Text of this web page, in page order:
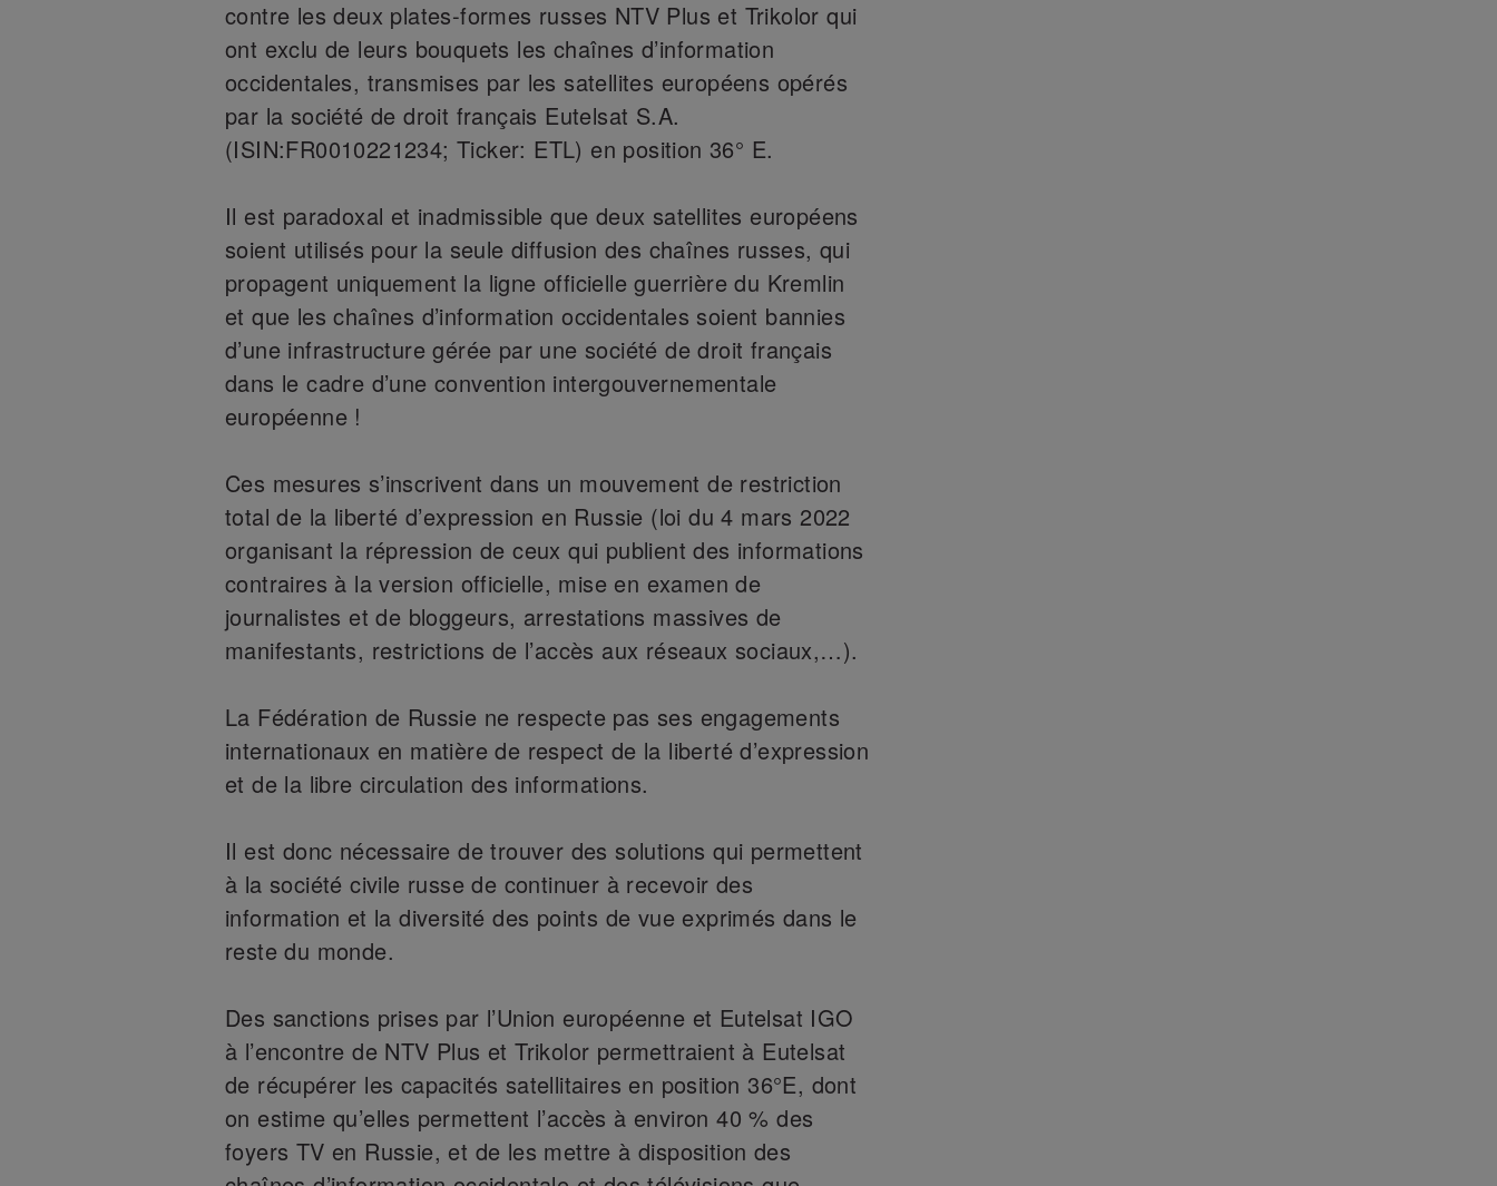
contre les deux plates-formes russes NTV Plus et Trikolor qui
ont exclu de leurs bouquets les chaînes d’information
occidentales, transmises par les satellites européens opérés
par la société de droit français Eutelsat S.A.
(ISIN:FR0010221234; Ticker: ETL) en position 36° E.
Il est paradoxal et inadmissible que deux satellites européens
soient utilisés pour la seule diffusion des chaînes russes, qui
propagent uniquement la ligne officielle guerrière du Kremlin
et que les chaînes d’information occidentales soient bannies
d’une infrastructure gérée par une société de droit français
dans le cadre d’une convention intergouvernementale
européenne !
Ces mesures s’inscrivent dans un mouvement de restriction
total de la liberté d’expression en Russie (loi du 4 mars 2022
organisant la répression de ceux qui publient des informations
contraires à la version officielle, mise en examen de
journalistes et de bloggeurs, arrestations massives de
manifestants, restrictions de l’accès aux réseaux sociaux,…).
La Fédération de Russie ne respecte pas ses engagements
internationaux en matière de respect de la liberté d’expression
et de la libre circulation des informations.
Il est donc nécessaire de trouver des solutions qui permettent
à la société civile russe de continuer à recevoir des
information et la diversité des points de vue exprimés dans le
reste du monde.
Des sanctions prises par l’Union européenne et Eutelsat IGO
à l’encontre de NTV Plus et Trikolor permettraient à Eutelsat
de récupérer les capacités satellitaires en position 36°E, dont
on estime qu’elles permettent l’accès à environ 40 % des
foyers TV en Russie, et de les mettre à disposition des